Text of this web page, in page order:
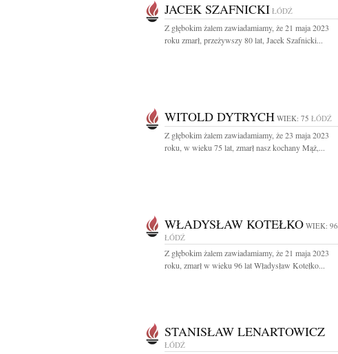
JACEK SZAFNICKI ŁÓDŹ
Z głębokim żalem zawiadamiamy, że 21 maja 2023
roku zmarł, przeżywszy 80 lat, Jacek Szafnicki...
WITOLD DYTRYCH WIEK: 75 ŁÓDŹ
Z głębokim żalem zawiadamiamy, że 23 maja 2023
roku, w wieku 75 lat, zmarł nasz kochany Mąż,...
WŁADYSŁAW KOTEŁKO WIEK: 96
ŁÓDŹ
Z głębokim żalem zawiadamiamy, że 21 maja 2023
roku, zmarł w wieku 96 lat Władysław Kotełko...
STANISŁAW LENARTOWICZ
ŁÓDŹ